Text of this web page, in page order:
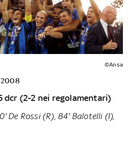
©Ansa
2008
dcr (2-2 nei regolamentari)
De Rossi (R), 84' Balotelli (I),